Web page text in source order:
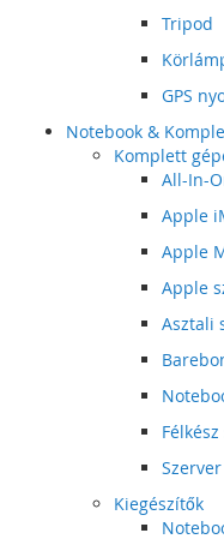
Tripod
GPS
Notebook &
Komplett
All-In-
Apple
Apple
Apple
Asztali
Szerver
Kiegészítők